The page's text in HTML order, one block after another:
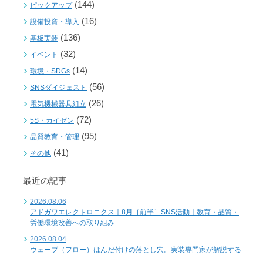
ピックアップ(144)
設備投資・導入 (16)
基板実装 (136)
イベント (32)
環境・SDGs (14)
SNSダイジェスト (56)
電気機械器具組立 (26)
5S・カイゼン (72)
品質教育・管理 (95)
その他 (41)
最近の記事
2026.08.06
アドガワエレクトロニクス｜8月［前半］SNS活動｜教育・品質・
労働環境改善への取り組み
2026.08.04
ウェーブ（フロー）はんだ付けの落とし穴。実装専門家が解説する